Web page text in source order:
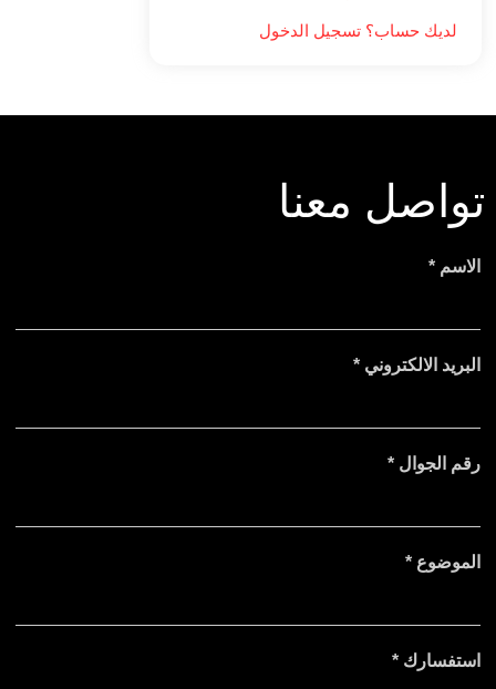
لديك حساب؟ تسجيل الدخول
تواصل معنا
الاسم*
البريد الالكتروني*
رقم الجوال*
الموضوع*
استفسارك*